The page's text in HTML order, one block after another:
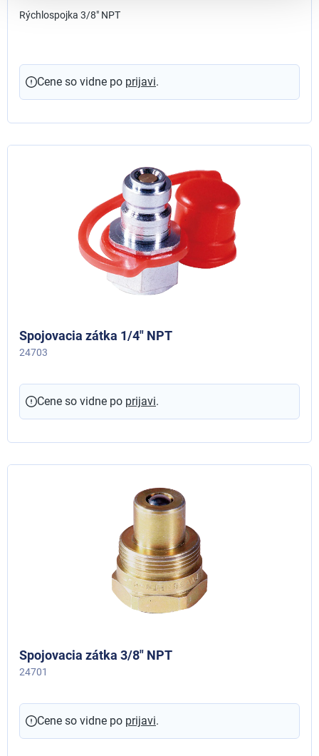
Rýchlospojka 3/8" NPT
Cene so vidne po prijavi.
Spojovacia zátka 1/4" NPT
24703
Cene so vidne po prijavi.
Spojovacia zátka 3/8" NPT
24701
Cene so vidne po prijavi.